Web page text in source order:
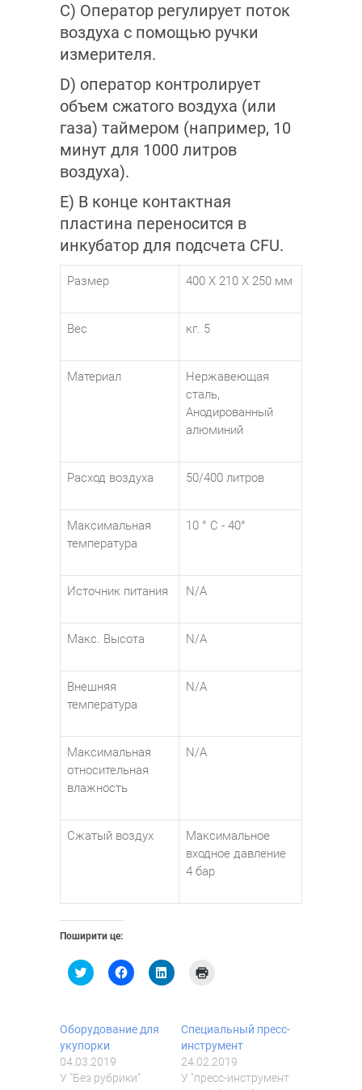
C) Оператор регулирует поток
воздуха с помощью ручки
измерителя.
D) оператор контролирует
объем сжатого воздуха (или
газа) таймером (например, 10
минут для 1000 литров
воздуха).
E) В конце контактная
пластина переносится в
инкубатор для подсчета CFU.
Размер 400 X 210 X 250 мм
Вес кг. 5
Материал
Нержавеющая
сталь,
Анодированный
алюминий
Расход воздуха 50/400 литров
Максимальная
температура
10 ° C - 40°
Источник питания N/A
Макс. Высота N/A
Внешняя
температура
N/A
Максимальная
относительная
влажность
N/A
Сжатый воздух
Максимальное
входное давление
4 бар
Поширити це:
Н
а
і
т
ь
,
щ
о
Н
а
і
о
б
Н
а
і
т
ь
,
щ
о
Оборудование для
укупорки
04.03.2019
У "Без рубрики"
Специальный пресс-
инструмент
24.02.2019
У "пресс-инструмент